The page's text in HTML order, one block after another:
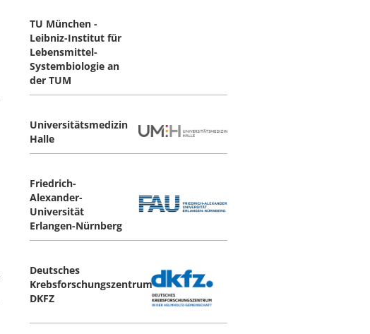
TU München -
Leibniz-Institut für
Lebensmittel-
Systembiologie an
der TUM
Universitätsmedizin
Halle
Friedrich-
Alexander-
Universität
Erlangen-Nürnberg
Deutsches
Krebsforschungszentrum
DKFZ